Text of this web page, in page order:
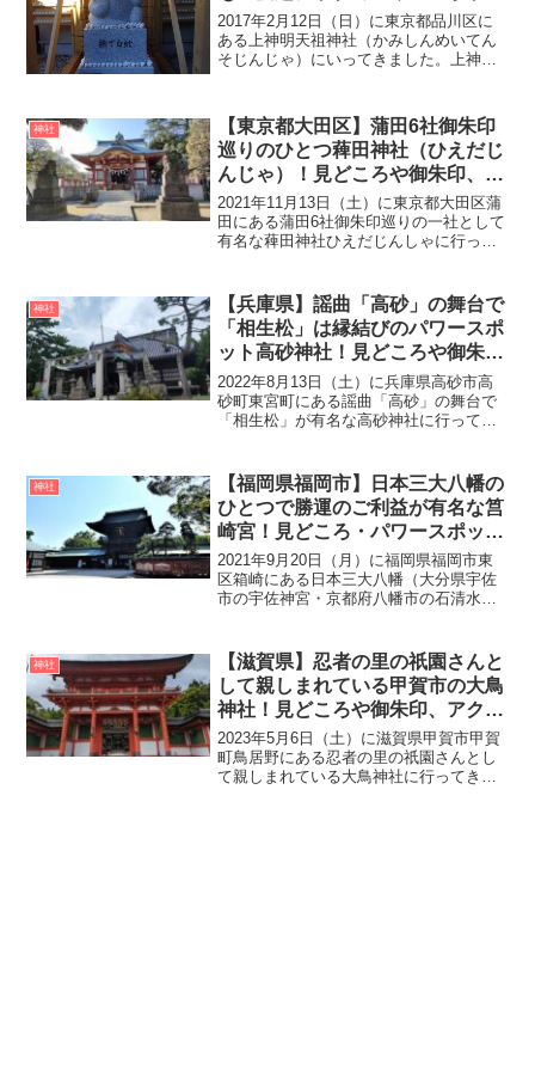
蛇窪神社（天祖神社）
2017年2月12日（日）に東京都品川区に
ある上神明天祖神社（かみしんめいてん
そじんじゃ）にいってきました。上神明
したところ願いが叶い、雨が降ったこと
に感激した蛇...
神社
【東京都大田区】蒲田6社御朱印
巡りのひとつ薭田神社（ひえだじ
んじゃ）！見どころや御朱印、ご
利益やアクセス等をご紹介！
2021年11月13日（土）に東京都大田区蒲
田にある蒲田6社御朱印巡りの一社として
有名な薭田神社ひえだじんしゃに行って
社伝によると奈良時代の和銅2年（709
年）、東...
神社
【兵庫県】謡曲「高砂」の舞台で
「相生松」は縁結びのパワースポ
ット高砂神社！見どころや御朱
印、アクセス・無料駐車場をご紹
介
2022年8月13日（土）に兵庫県高砂市高
砂町東宮町にある謡曲「高砂」の舞台で
「相生松」が有名な高砂神社に行ってき
右に分かれて2本の幹を持っており、ある
日尉（伊弉諾尊...
神社
【福岡県福岡市】日本三大八幡の
ひとつで勝運のご利益が有名な筥
崎宮！見どころ・パワースポッ
ト・御朱印・アクセスをご紹介
2021年9月20日（月）に福岡県福岡市東
区箱崎にある日本三大八幡（大分県宇佐
市の宇佐神宮・京都府八幡市の石清水八
ざきぐう）にいってきました。筥崎宮は
別名「筥崎八幡宮」...
神社
【滋賀県】忍者の里の祇園さんと
して親しまれている甲賀市の大鳥
神社！見どころや御朱印、アクセ
ス・無料駐車場をご紹介
2023年5月6日（土）に滋賀県甲賀市甲賀
町鳥居野にある忍者の里の祇園さんとし
て親しまれている大鳥神社に行ってきま